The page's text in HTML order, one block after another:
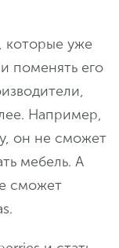
которые уже
поменять его
Например,
он не сможет
мебель. А
сможет